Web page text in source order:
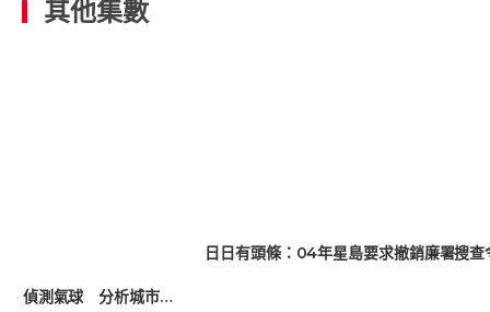
其他集數
美國氣象研究專車 配備激光雷達、偵測氣球 分析城市溫度與氣流細微變化
日日有頭條：04年星島要求撤銷廉署搜查